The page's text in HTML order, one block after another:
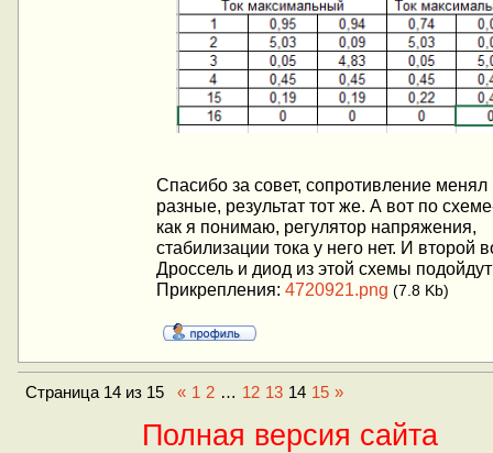
Спасибо за совет, сопротивление менял
разные, результат тот же. А вот по
как я понимаю, регулятор напряжения,
стабилизации тока у него нет. И второй
Дроссель и диод из этой схемы
Прикрепления: 4720921.png (7.8 Kb)
Страница 14 из 15 « 1 2 … 12 13 14 15 »
Полная версия сайта